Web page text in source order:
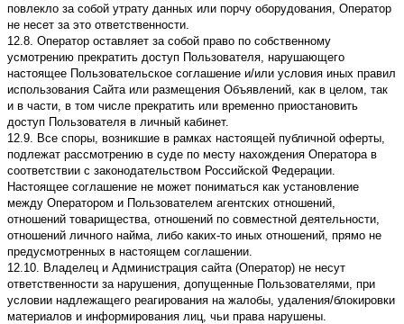
повлекло за собой утрату данных или порчу оборудования, Оператор
не несет за это ответственности.
12.8. Оператор оставляет за собой право по собственному
усмотрению прекратить доступ Пользователя, нарушающего
настоящее Пользовательское соглашение и/или условия иных правил
использования Сайта или размещения Объявлений, как в целом, так
и в части, в том числе прекратить или временно приостановить
доступ Пользователя в личный кабинет.
12.9. Все споры, возникшие в рамках настоящей публичной оферты,
подлежат рассмотрению в суде по месту нахождения Оператора в
соответствии с законодательством Российской Федерации.
Настоящее соглашение не может пониматься как установление
между Оператором и Пользователем агентских отношений,
отношений товарищества, отношений по совместной деятельности,
отношений личного найма, либо каких-то иных отношений, прямо не
предусмотренных в настоящем соглашении.
12.10. Владелец и Администрация сайта (Оператор) не несут
ответственности за нарушения, допущенные Пользователями, при
условии надлежащего реагирования на жалобы, удаления/блокировки
материалов и информирования лиц, чьи права нарушены.